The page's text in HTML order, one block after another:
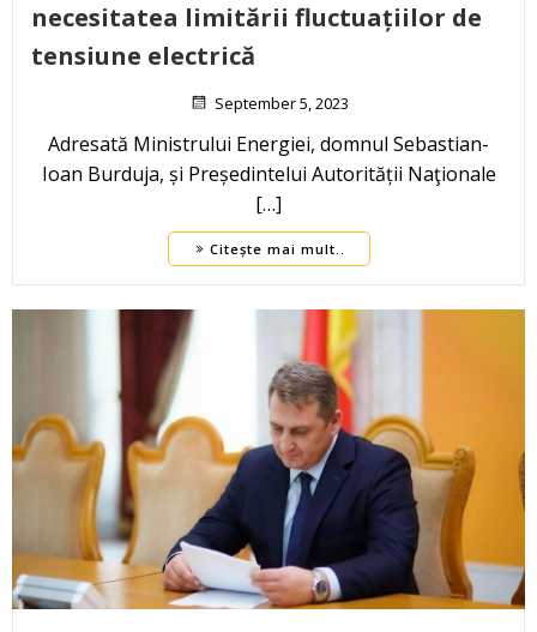
necesitatea limitării fluctuațiilor de
tensiune electrică
September 5, 2023
Adresată Ministrului Energiei, domnul Sebastian-
Ioan Burduja, și Președintelui Autorității Naţionale
[…]
Citește mai mult..